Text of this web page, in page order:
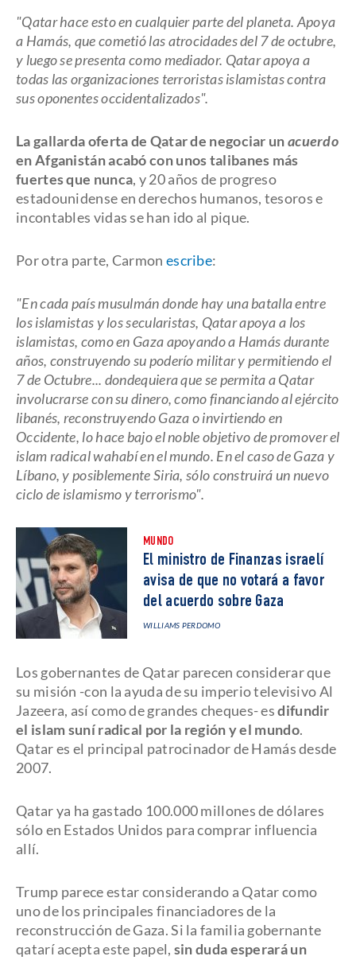
"Qatar hace esto en cualquier parte del planeta. Apoya
a Hamás, que cometió las atrocidades del 7 de octubre,
y luego se presenta como mediador. Qatar apoya a
todas las organizaciones terroristas islamistas contra
sus oponentes occidentalizados".
La gallarda oferta de Qatar de negociar unacuerdo
en Afganistán acabó con unos talibanes más
fuertes que nunca, y 20 años de progreso
estadounidense en derechos humanos, tesoros e
incontables vidas se han ido al pique.
Por otra parte, Carmon escribe:
"En cada país musulmán donde hay una batalla entre
los islamistas y los secularistas, Qatar apoya a los
islamistas, como en Gaza apoyando a Hamás durante
años, construyendo su poderío militar y permitiendo el
7 de Octubre... dondequiera que se permita a Qatar
involucrarse con su dinero, como financiando al ejército
libanés, reconstruyendo Gaza o invirtiendo en
Occidente, lo hace bajo el noble objetivo de promover el
islam radical wahabí en el mundo. En el caso de Gaza y
Líbano, y posiblemente Siria, sólo construirá un nuevo
ciclo de islamismo y terrorismo".
MUNDO
El ministro de Finanzas israelí
avisa de que no votará a favor
del acuerdo sobre Gaza
WILLIAMS PERDOMO
Los gobernantes de Qatar parecen considerar que
su misión -con la ayuda de su imperio televisivo Al
Jazeera, así como de grandes cheques- esdifundir
el islam suní radical por la región y el mundo.
Qatar es el principal patrocinador de Hamás desde
2007.
Qatar ya ha gastado 100.000 millones de dólares
sólo en Estados Unidos para comprar influencia
allí.
Trump parece estar considerando a Qatar como
uno de los principales financiadores de la
reconstrucción de Gaza. Si la familia gobernante
qatarí acepta este papel, sin duda esperará un